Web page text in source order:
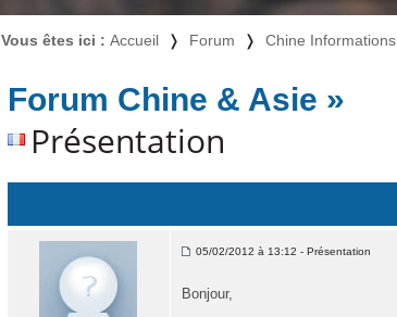
Vous êtes ici : Accueil ❭ Forum ❭ Chine Informations
Forum Chine & Asie »
Présentation
05/02/2012 à 13:12 - Présentation
Bonjour,